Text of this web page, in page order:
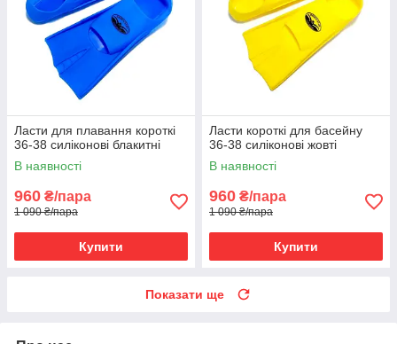
Ласти для плавання короткі
36-38 силіконові блакитні
В наявності
960 ₴/пара
1 090 ₴/пара
Купити
Ласти короткі для басейну
36-38 силіконові жовті
В наявності
960 ₴/пара
1 090 ₴/пара
Купити
Показати ще